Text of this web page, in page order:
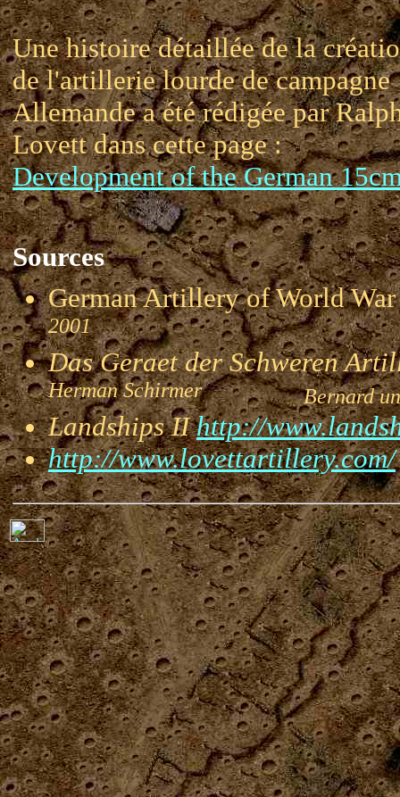
Une histoire détaillée de la
de l'artillerie lourde de campagne
Allemande a été rédigée par
Lovett dans cette page :
Development of the German
Sources
German Artillery of World
2001
Das Geraet der Schweren
Herman SchirmerBernard
Landships IIhttp://
http://www.lovettartillery.com/